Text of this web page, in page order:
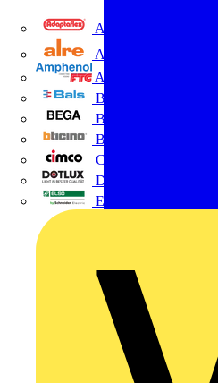
Adaptaflex
Alre
Amphenol FTG
BALS
Bega
Bticino
Cimco
DOTLUX GmbH
Elso